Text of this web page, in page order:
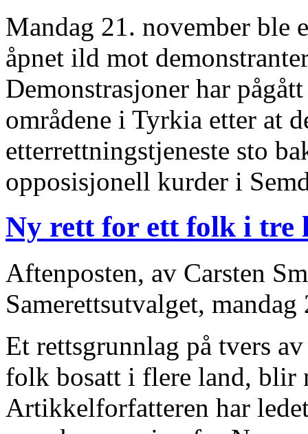
Mandag 21. november ble
åpnet ild mot
Demonstrasjoner har
områdene i Tyrkia etter at
etterrettningstjeneste sto
opposisjonell kurder i
Ny rett for ett folk i tre
Aftenposten, av Carsten
Samerettsutvalget,
Et rettsgrunnlag på tvers
folk bosatt i flere land, blir
Artikkelforfatteren har